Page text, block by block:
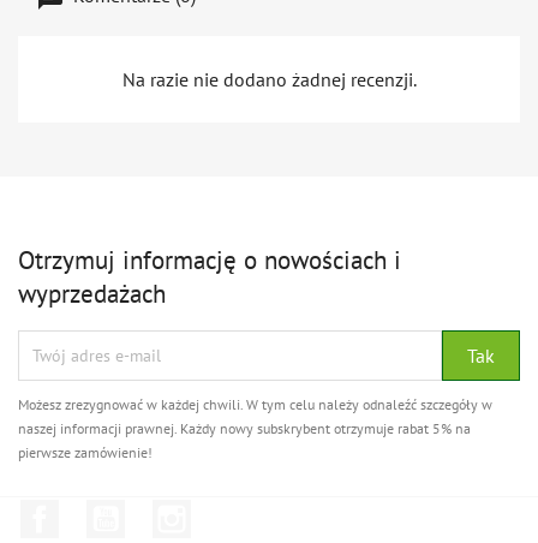
Na razie nie dodano żadnej recenzji.
Otrzymuj informację o nowościach i
wyprzedażach
Możesz zrezygnować w każdej chwili. W tym celu należy odnaleźć szczegóły w
naszej informacji prawnej. Każdy nowy subskrybent otrzymuje rabat 5% na
pierwsze zamówienie!